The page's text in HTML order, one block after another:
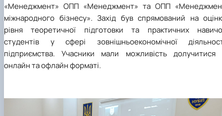
«Менеджмент» ОПП «Менеджмент» та ОПП
міжнародного бізнесу». Захід був спрямований на
рівня теоретичної підготовки та практичних
студентів у сфері зовнішньоекономічної
підприємства. Учасники мали можливість долучитися
онлайн та офлайн форматі.